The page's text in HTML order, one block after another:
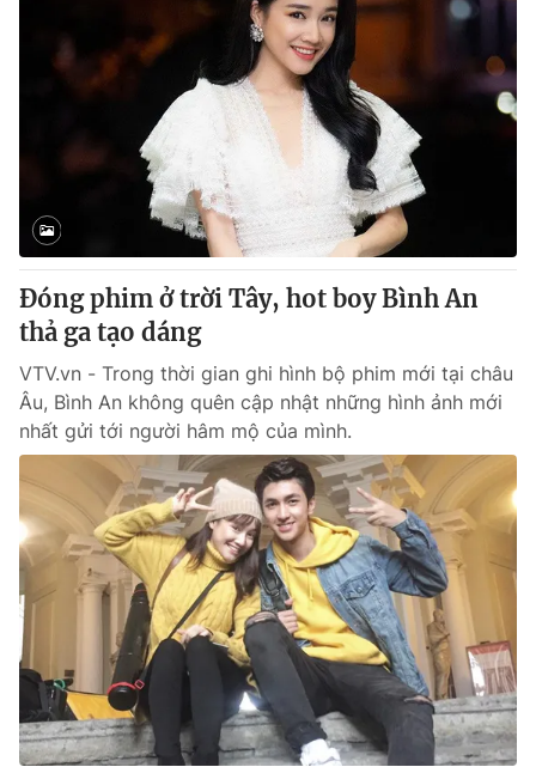
VTV Money VTV Thể thao
Bất động sản
Thị trường 24h Tấm lòng Việt
VTV4 Vươn mình bằng AI
VTV9 VTV8
Liên hệ tòa soạn English
THỜI BÁO VTV
Theo dõi báo trên
Cơ quan chủ quản:
Đài Truyền hình Việt Nam
Cơ quan báo chí:
Thời báo VTV
Giấy phép hoạt động báo in và báo điện tử số 483/GP-BTTTT
cấp ngày 29/12/2023
Đóng phim ở trời Tây, hot boy Bình An
thả ga tạo dáng
VTV.vn - Trong thời gian ghi hình bộ phim mới tại châu
Âu, Bình An không quên cập nhật những hình ảnh mới
nhất gửi tới người hâm mộ của mình.